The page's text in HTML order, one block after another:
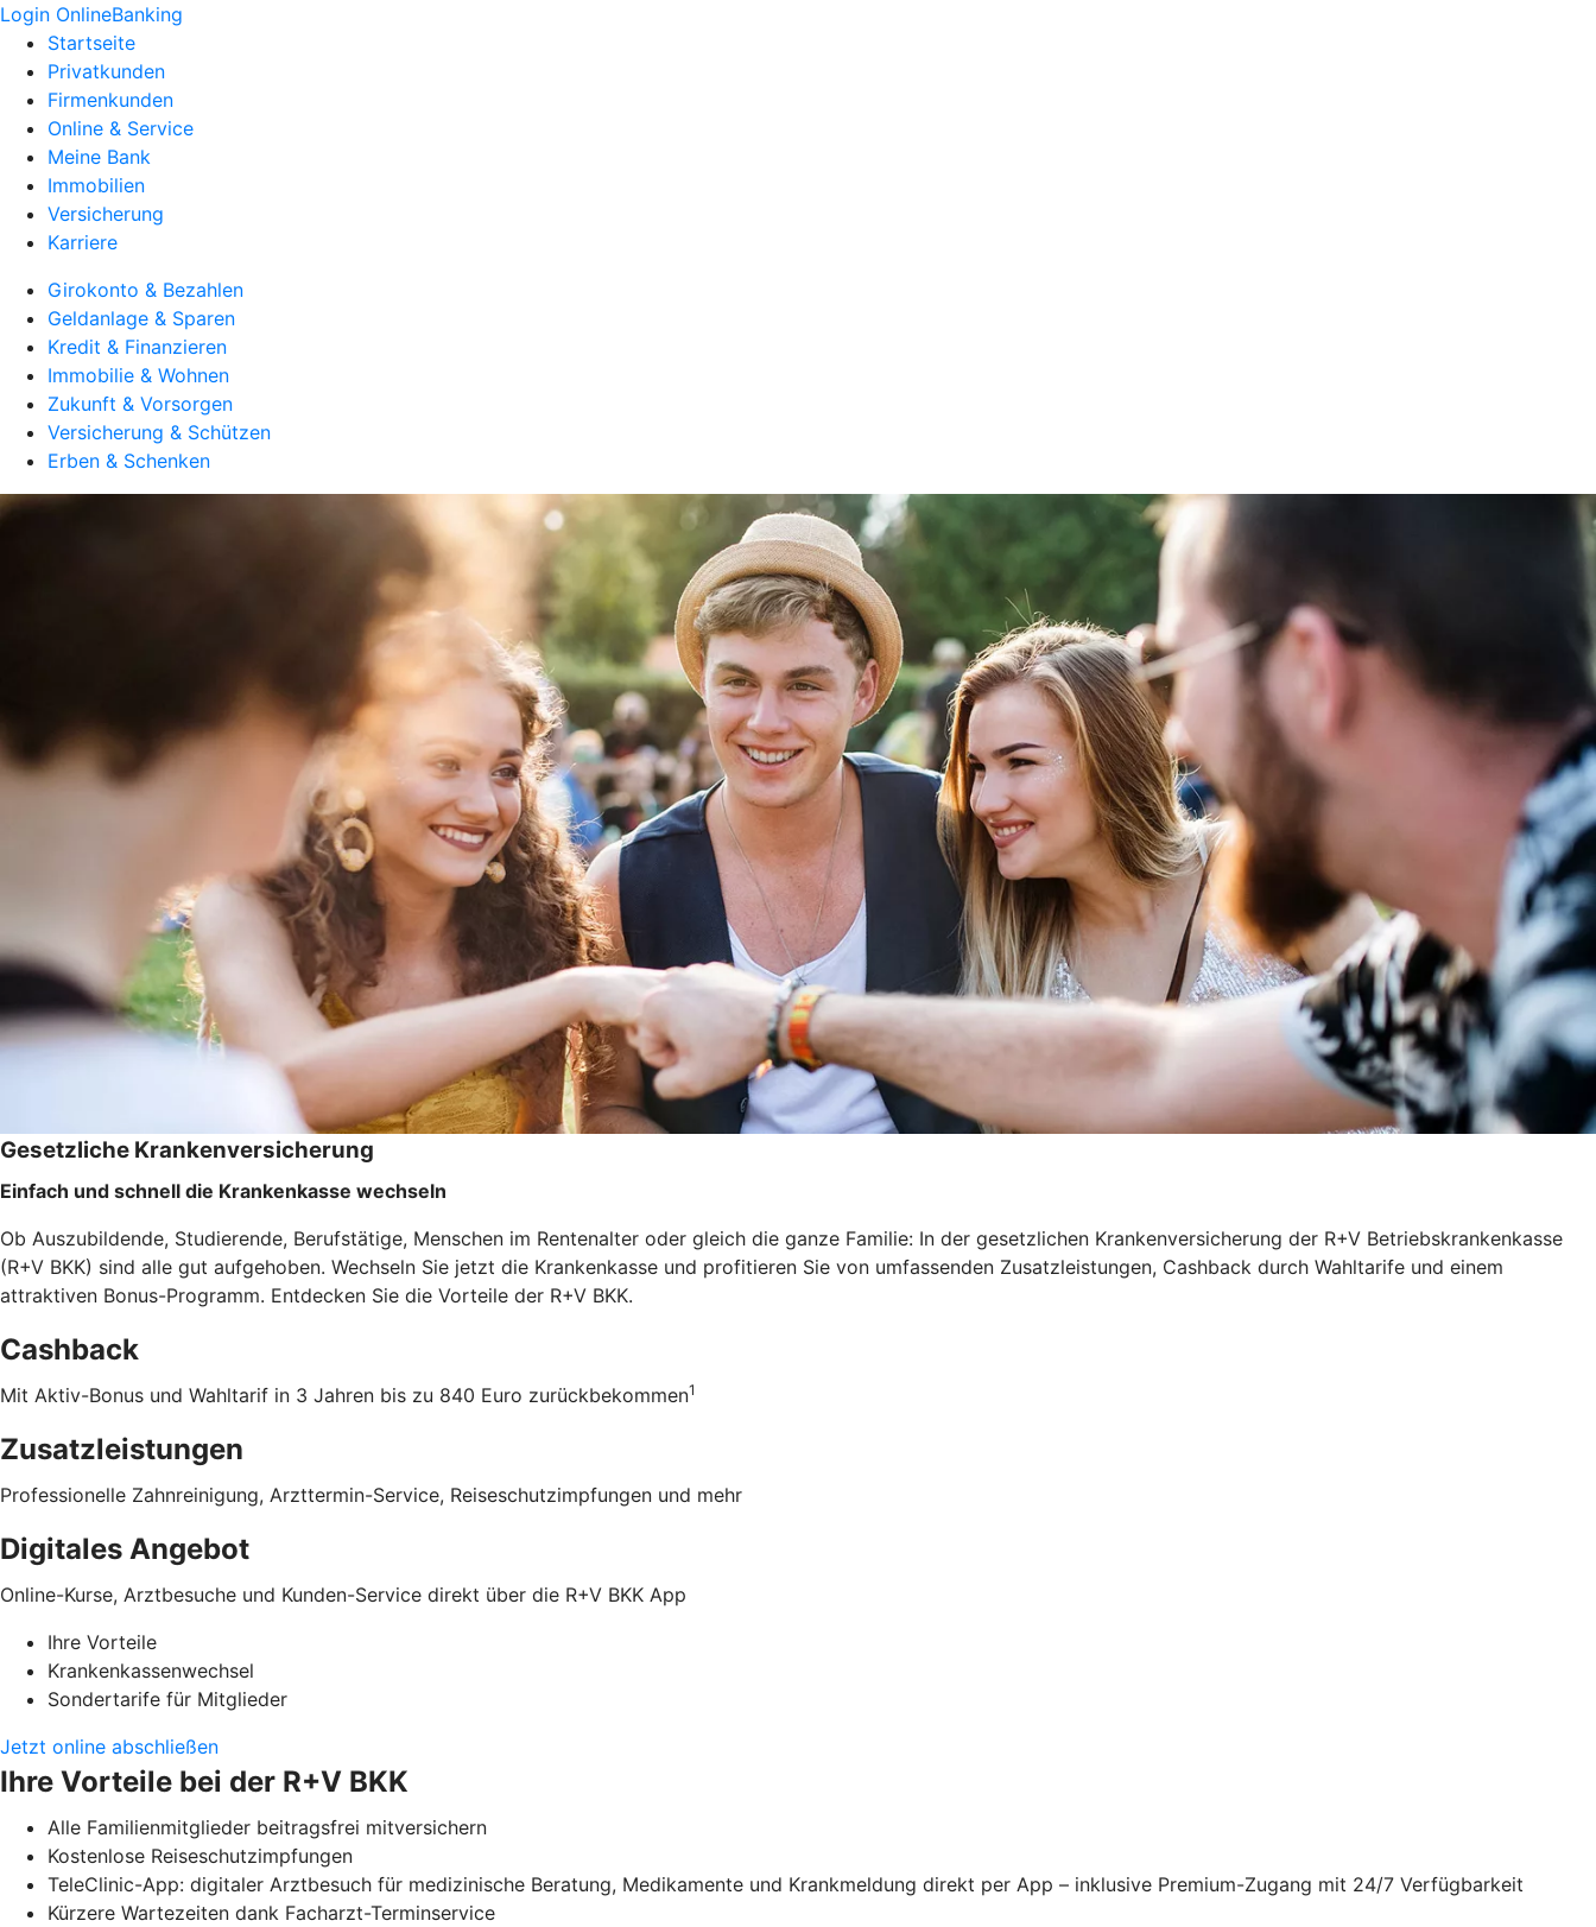
Login OnlineBanking
Startseite
Privatkunden
Firmenkunden
Online & Service
Meine Bank
Immobilien
Versicherung
Karriere
Girokonto & Bezahlen
Geldanlage & Sparen
Kredit & Finanzieren
Immobilie & Wohnen
Zukunft & Vorsorgen
Versicherung & Schützen
Erben & Schenken
Gesetzliche Krankenversicherung
Einfach und schnell die Krankenkasse wechseln
Ob Auszubildende, Studierende, Berufstätige, Menschen im Rentenalter oder gleich die ganze Familie: In der gesetzlichen Krankenversicherung der R+V Betriebskrankenkasse
(R+V BKK) sind alle gut aufgehoben. Wechseln Sie jetzt die Krankenkasse und profitieren Sie von umfassenden Zusatzleistungen, Cashback durch Wahltarife und einem
attraktiven Bonus-Programm. Entdecken Sie die Vorteile der R+V BKK.
Cashback
Mit Aktiv-Bonus und Wahltarif in 3 Jahren bis zu 840 Euro zurückbekommen1
Zusatzleistungen
Professionelle Zahnreinigung, Arzttermin-Service, Reiseschutzimpfungen und mehr
Digitales Angebot
Online-Kurse, Arztbesuche und Kunden-Service direkt über die R+V BKK App
Ihre Vorteile
Krankenkassenwechsel
Sondertarife für Mitglieder
Jetzt online abschließen
Ihre Vorteile bei der R+V BKK
Alle Familienmitglieder beitragsfrei mitversichern
Kostenlose Reiseschutzimpfungen
TeleClinic-App: digitaler Arztbesuch für medizinische Beratung, Medikamente und Krankmeldung direkt per App – inklusive Premium-Zugang mit 24/7 Verfügbarkeit
Kürzere Wartezeiten dank Facharzt-Terminservice